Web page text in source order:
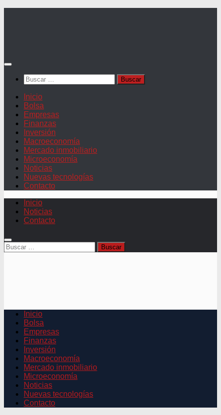
Buscar:
Inicio
Bolsa
Empresas
Finanzas
Inversión
Macroeconomía
Mercado inmobiliario
Microeconomía
Noticias
Nuevas tecnologías
Contacto
Inicio
Noticias
Contacto
Buscar:
Inicio
Bolsa
Empresas
Finanzas
Inversión
Macroeconomía
Mercado inmobiliario
Microeconomía
Noticias
Nuevas tecnologías
Contacto